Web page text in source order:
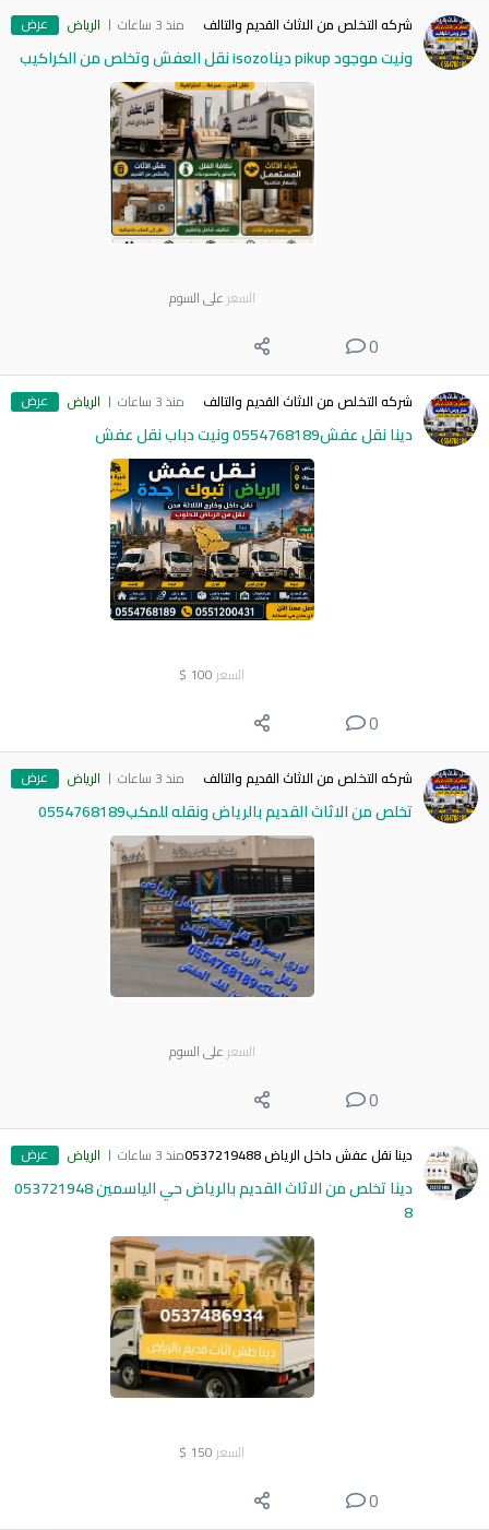
شركه التخلص من الاثاث القديم والتالف منذ 3 ساعات الرياض عرض
ونيت موجود pikup ديناisozo نقل العفش وتخلص من الكراكيب
السعر على السوم
0
شركه التخلص من الاثاث القديم والتالف منذ 3 ساعات الرياض عرض
دينا نقل عفش0554768189 ونيت دباب نقل عفش
السعر 100
$
0
شركه التخلص من الاثاث القديم والتالف منذ 3 ساعات الرياض عرض
تخلص من الاثاث القديم بالرياض ونقله للمكب0554768189
السعر على السوم
0
دينا نقل عفش داخل الرياض 0537219488 منذ 3 ساعات الرياض عرض
دينا تخلص من الاثاث القديم بالرياض حي الياسمين 053721948
8
السعر 150
$
0